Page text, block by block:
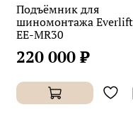
Подъёмник для
шиномонтажа Everlift
EE-MR30
220 000 ₽